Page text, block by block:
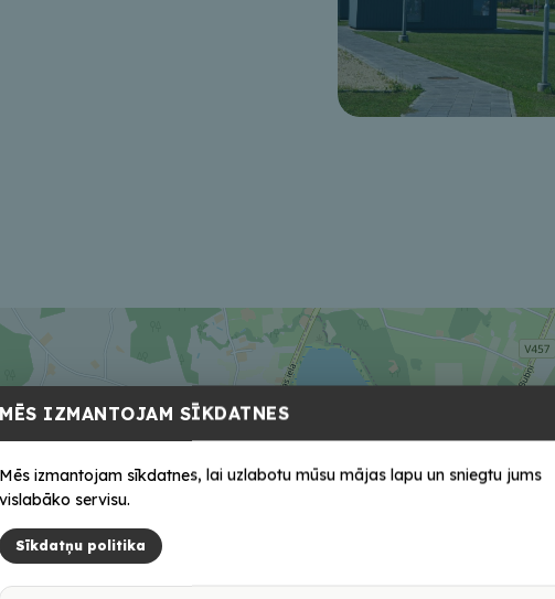
MĒS IZMANTOJAM SĪKDATNES
Mēs izmantojam sīkdatnes, lai uzlabotu mūsu mājas lapu un sniegtu jums
vislabāko servisu.
Sīkdatņu politika